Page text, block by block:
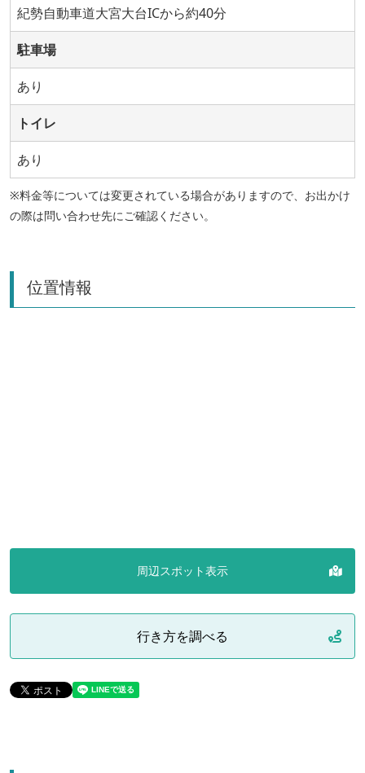
紀勢自動車道大宮大台ICから約40分
駐車場
あり
トイレ
あり
※料金等については変更されている場合がありますので、お出かけ
の際は問い合わせ先にご確認ください。
位置情報
周辺スポット表示
行き方を調べる